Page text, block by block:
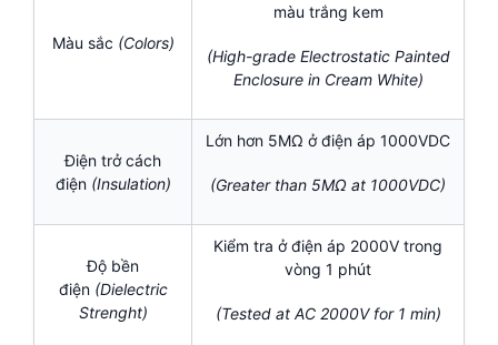
Màu sắc (Colors)
màu trắng kem
(High-grade Electrostatic Painted
Enclosure in Cream White)
Điện trở cách
điện (Insulation)
Lớn hơn 5MΩ ở điện áp 1000VDC
(Greater than 5MΩ at 1000VDC)
Độ bền
điện (Dielectric
Strenght)
Kiểm tra ở điện áp 2000V trong
vòng 1 phút
(Tested at AC 2000V for 1 min)